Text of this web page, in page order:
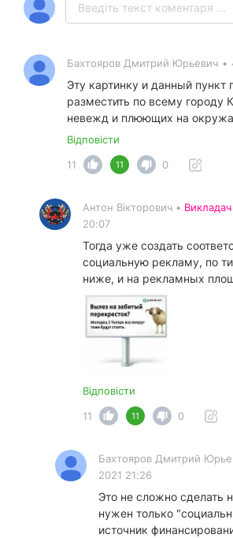
Бахтояров Дмитрий Юрьевич •
Эту картинку и данный пункт
разместить по всему городу
невежд и плюющих на
Відповісти
11
11 0
Антон Вікторович • Викладач
20:07
Тогда уже создать
социальную рекламу, по
ниже, и на рекламных
Відповісти
11
11 0
Бахтояров Дмитрий
2021 21:26
Это не сложно сделать
нужен только
источник